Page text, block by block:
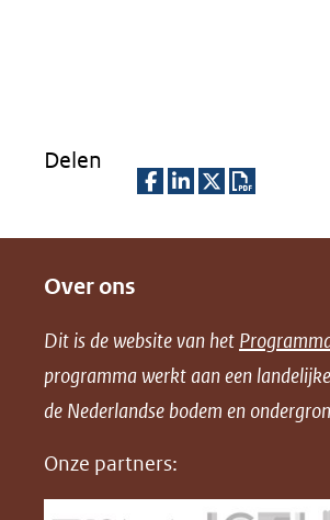
Delen
n
o
p
n
o
p
n
o
p
l
o
a
Over ons
Dit is de website van het
programma werkt aan een
de Nederlandse bodem en
Onze partners: